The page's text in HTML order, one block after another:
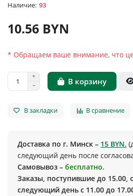
93
10.56 BYN
* Обращаем ваше внимание, что
В корзину
В закладки В сравнение
Доставка по г. Минск – 15 BYN.
следующий день после
Самовывоз – бесплатно.
Заказы, поступившие до 15.00,
следующий день с 11.00 до